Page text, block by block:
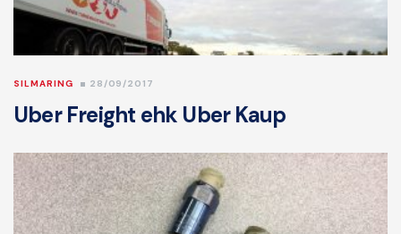
Uber Freight ehk Uber Kaup
SILMARING 28/09/2017